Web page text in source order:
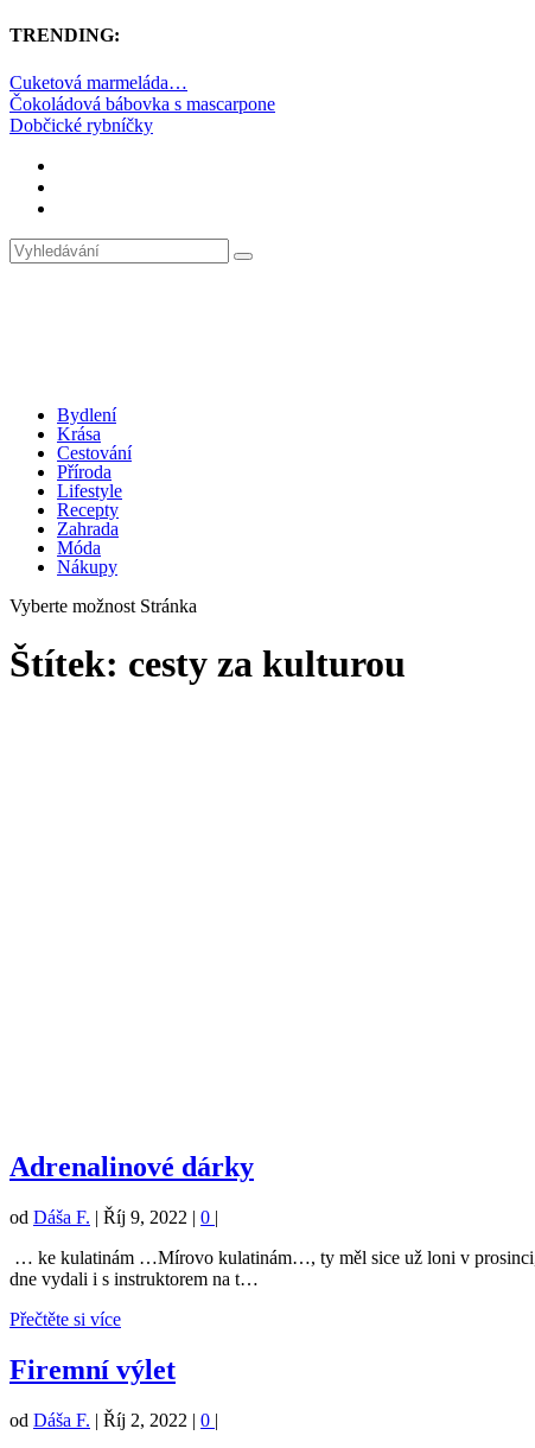
TRENDING:
Cuketová marmeláda…
Čokoládová bábovka s mascarpone
Dobčické rybníčky
Bydlení
Krása
Cestování
Příroda
Lifestyle
Recepty
Zahrada
Móda
Nákupy
Vyberte možnost Stránka
Štítek: cesty za kulturou
Adrenalinové dárky
od Dáša F. | Říj 9, 2022 | 0 |
… ke kulatinám …Mírovo kulatinám…, ty měl sice už loni v prosinci,
dne vydali i s instruktorem na t…
Přečtěte si více
Firemní výlet
od Dáša F. | Říj 2, 2022 | 0 |